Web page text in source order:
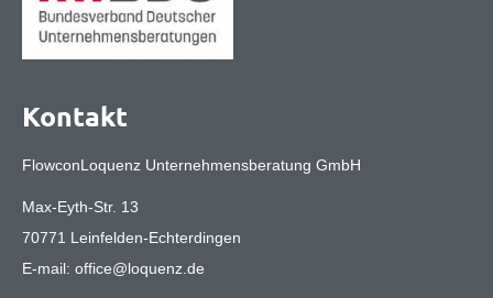
Kontakt
FlowconLoquenz Unternehmensberatung GmbH
Max-Eyth-Str. 13
70771 Leinfelden-Echterdingen
E-mail: office@loquenz.de